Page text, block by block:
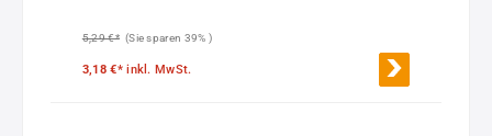
5,29 €* (Sie sparen 39% )
3,18 €*inkl. MwSt.